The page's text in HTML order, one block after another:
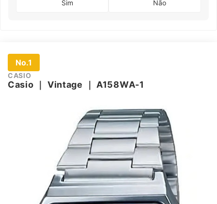
Sim Não
No.1
CASIO
Casio Vintage A158WA-1